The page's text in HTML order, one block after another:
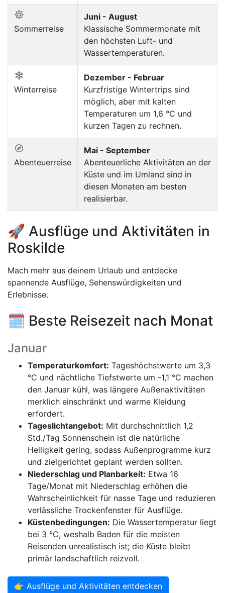
Sommerreise
Juni - August
Klassische Sommermonate mit
den höchsten Luft- und
Wassertemperaturen.
Winterreise
Dezember - Februar
Kurzfristige Wintertrips sind
möglich, aber mit kalten
Temperaturen um 1,6 °C und
kurzen Tagen zu rechnen.
Abenteuerreise
Mai - September
Abenteuerliche Aktivitäten an der
Küste und im Umland sind in
diesen Monaten am besten
realisierbar.
🚀 Ausflüge und Aktivitäten in
Roskilde
Mach mehr aus deinem Urlaub und entdecke
spannende Ausflüge, Sehenswürdigkeiten und
Erlebnisse.
🗓️ Beste Reisezeit nach Monat
Januar
Temperaturkomfort: Tageshöchstwerte um 3,3
°C und nächtliche Tiefstwerte um -1,1 °C machen
den Januar kühl, was längere Außenaktivitäten
merklich einschränkt und warme Kleidung
erfordert.
Tageslichtangebot: Mit durchschnittlich 1,2
Std./Tag Sonnenschein ist die natürliche
Helligkeit gering, sodass Außenprogramme kurz
und zielgerichtet geplant werden sollten.
Niederschlag und Planbarkeit: Etwa 16
Tage/Monat mit Niederschlag erhöhen die
Wahrscheinlichkeit für nasse Tage und reduzieren
verlässliche Trockenfenster für Ausflüge.
Küstenbedingungen: Die Wassertemperatur liegt
bei 3 °C, weshalb Baden für die meisten
Reisenden unrealistisch ist; die Küste bleibt
primär landschaftlich reizvoll.
👉 Ausflüge und Aktivitäten entdecken